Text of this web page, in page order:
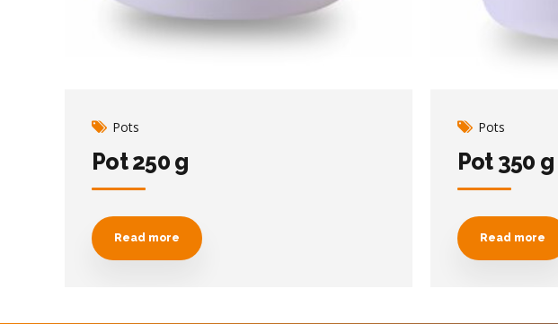
Pots
Pot 250 g
Read more
Pots
Pot 350 g
Read more